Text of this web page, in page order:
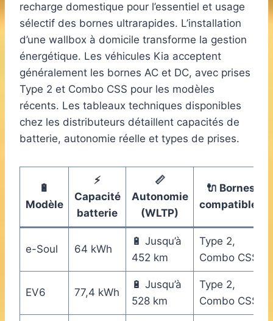
recharge domestique pour l’essentiel et usage
sélectif des bornes ultrarapides. L’installation
d’une wallbox à domicile transforme la gestion
énergétique. Les véhicules Kia acceptent
généralement les bornes AC et DC, avec prises
Type 2 et Combo CSS pour les modèles
récents. Les tableaux techniques disponibles
chez les distributeurs détaillent capacités de
batterie, autonomie réelle et types de prises.
🔋
Modèle
⚡
Capacité
batterie
📏
Autonomie
(WLTP)
🔌 Bornes
compatibles
e-Soul 64 kWh
🔋 Jusqu’à
452 km
Type 2,
Combo CSS
EV6 77,4 kWh
🔋 Jusqu’à
528 km
Type 2,
Combo CSS